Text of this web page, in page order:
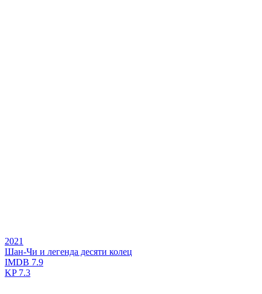
2021
Шан-Чи и легенда десяти колец
IMDB 7.9
KP7.3